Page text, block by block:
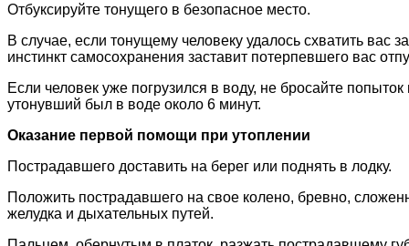
Отбуксируйте тонущего в безопасное место.
В случае, если тонущему человеку удалось схватить
инстинкт самосохранения заставит потерпевшего вас
Если человек уже погрузился в воду, не бросайте
утонувший был в воде около 6 минут.
Оказание первой помощи при утоплении
Пострадавшего доставить на берег или поднять в лодку.
Положить пострадавшего на свое колено, бревно,
желудка и дыхательных путей.